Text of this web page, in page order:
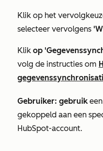
Klik op het
selecteer vervolgens
Klik op
volg de instructies om
Gebruiker: gebruik
gekoppeld aan een
HubSpot-account.